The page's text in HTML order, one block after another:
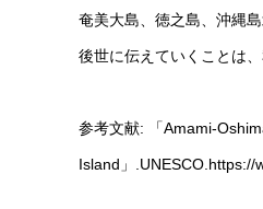
奄美大島、徳之島、沖縄
後世に伝えていくことは
参考文献: 「Amami-
Island」